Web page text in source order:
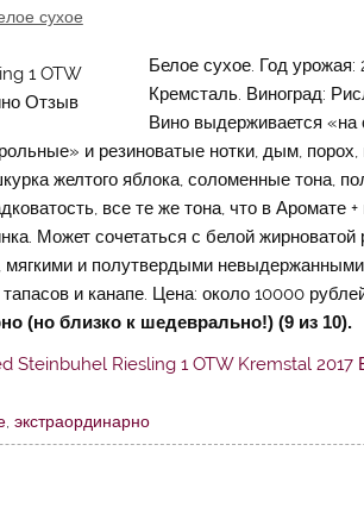
сухое
Белое сухое. Год урожая:
Кремсталь. Виноград:
Вино выдерживается «на
и резиноватые нотки, дым,
желтого яблока, соломенные тона,
все те же тона, что в Аромате
Может сочетаться с белой
и полутвердыми
и канапе. Цена: около 10000
(но близко к шедеврально!) (9 из 10).
,экстраординарно